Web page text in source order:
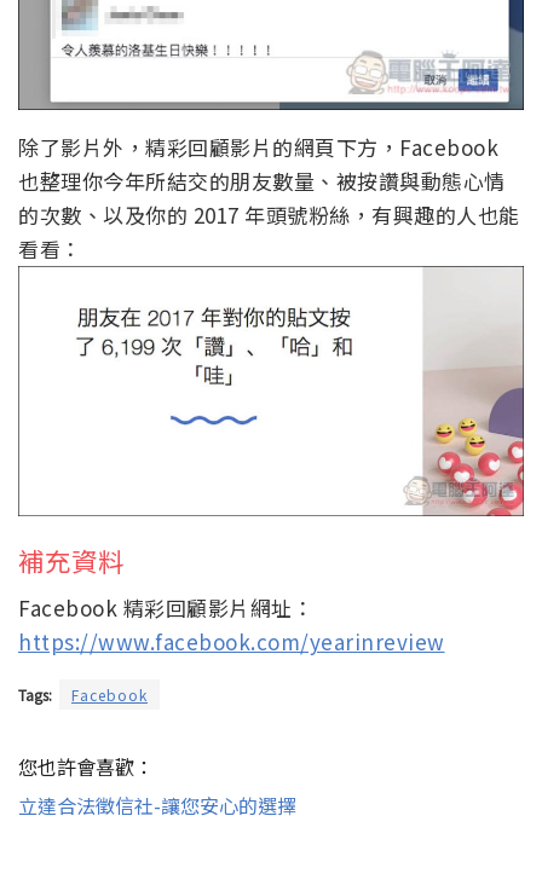
除了影片外，精彩回顧影片的網頁下方，Facebook
也整理你今年所結交的朋友數量、被按讚與動態心情
的次數、以及你的 2017 年頭號粉絲，有興趣的人也能
看看：
補充資料
Facebook 精彩回顧影片網址：
https://www.facebook.com/yearinreview
Tags: Facebook
您也許會喜歡：
立達合法徵信社-讓您安心的選擇